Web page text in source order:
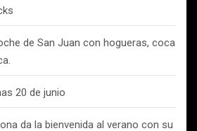
de San Juan con hogueras, coca
20 de junio
da la bienvenida al verano con su